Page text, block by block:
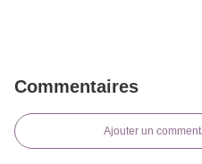
Commentaires
Ajouter un